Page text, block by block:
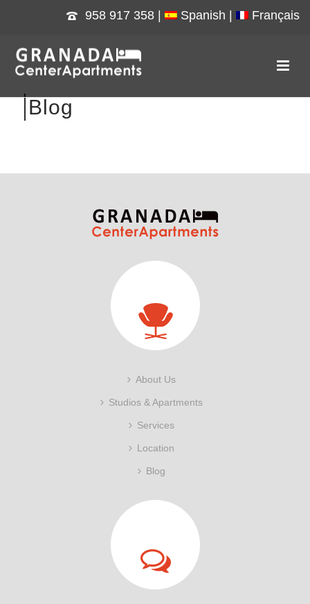
958 917 358 Spanish | Français
Blog
About Us
Studios & Apartments
Services
Location
Blog